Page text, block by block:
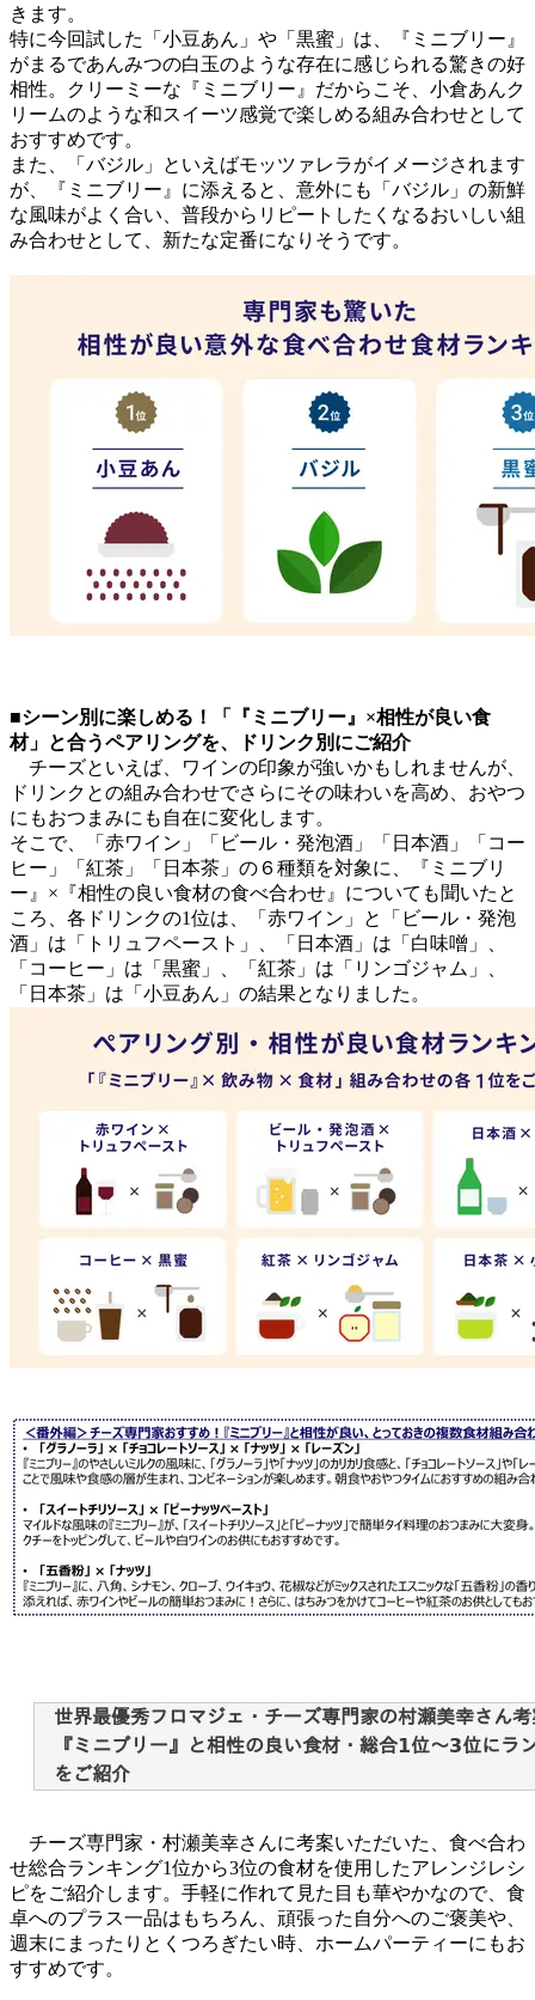
きます。
特に今回試した「小豆あん」や「黒蜜」は、『ミニブリー』
がまるであんみつの白玉のような存在に感じられる驚きの好
相性。クリーミーな『ミニブリー』だからこそ、小倉あんク
リームのような和スイーツ感覚で楽しめる組み合わせとして
おすすめです。
また、「バジル」といえばモッツァレラがイメージされます
が、『ミニブリー』に添えると、意外にも「バジル」の新鮮
な風味がよく合い、普段からリピートしたくなるおいしい組
み合わせとして、新たな定番になりそうです。
■シーン別に楽しめる！「『ミニブリー』×相性が良い食
材」と合うペアリングを、ドリンク別にご紹介
チーズといえば、ワインの印象が強いかもしれませんが、
ドリンクとの組み合わせでさらにその味わいを高め、おやつ
にもおつまみにも自在に変化します。
そこで、「赤ワイン」「ビール・発泡酒」「日本酒」「コー
ヒー」「紅茶」「日本茶」の６種類を対象に、『ミニブリ
ー』×『相性の良い食材の食べ合わせ』についても聞いたと
ころ、各ドリンクの1位は、「赤ワイン」と「ビール・発泡
酒」は「トリュフペースト」、「日本酒」は「白味噌」、
「コーヒー」は「黒蜜」、「紅茶」は「リンゴジャム」、
「日本茶」は「小豆あん」の結果となりました。
チーズ専門家・村瀬美幸さんに考案いただいた、食べ合わ
せ総合ランキング1位から3位の食材を使用したアレンジレシ
ピをご紹介します。手軽に作れて見た目も華やかなので、食
卓へのプラス一品はもちろん、頑張った自分へのご褒美や、
週末にまったりとくつろぎたい時、ホームパーティーにもお
すすめです。